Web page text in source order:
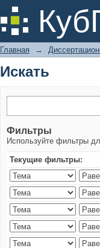
Искать
Главная →
Искать
Фильтры
Используйте фильтры
Текущие фильтры: